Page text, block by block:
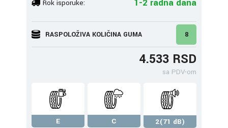
Rok isporuke: 1-2 radna dana
RASPOLOŽIVA KOLIČINA GUMA 8
4.533 RSD
sa PDV-om
E C
2(71 dB)